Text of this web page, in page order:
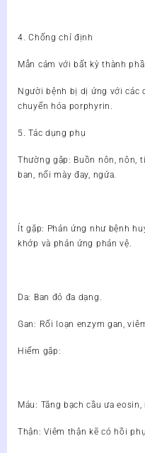
4. Chống chỉ định
Mẫn cảm với bất kỳ thành
Người bệnh bị dị ứng với các
chuyển hóa porphyrin.
5. Tác dụng phụ
Thường gặp: Buồn nôn, nôn,
ban, nổi mày đay, ngứa.
Ít gặp: Phản ứng như bệnh
khớp và phản ứng phản vệ.
Da: Ban đỏ đa dạng.
Gan: Rối loạn enzym gan,
Hiếm gặp:
Máu: Tăng bạch cầu ưa
Thận: Viêm thận kẽ có hồi